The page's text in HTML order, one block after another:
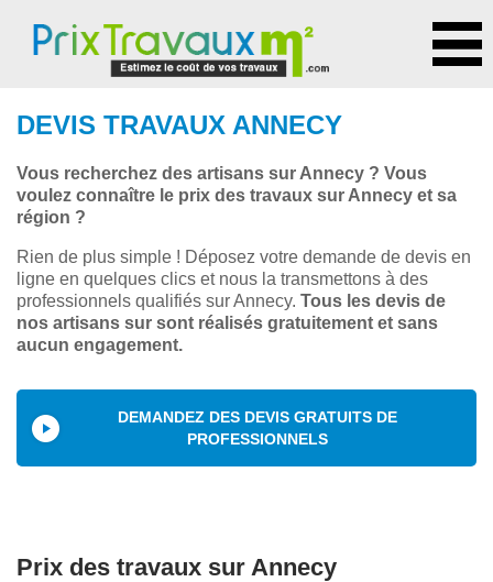
DEVIS TRAVAUX ANNECY
Vous recherchez des artisans sur Annecy ? Vous
voulez connaître le prix des travaux sur Annecy et sa
région ?
Rien de plus simple ! Déposez votre demande de devis en
ligne en quelques clics et nous la transmettons à des
professionnels qualifiés sur Annecy. Tous les devis de
nos artisans sur sont réalisés gratuitement et sans
aucun engagement.
DEMANDEZ DES DEVIS GRATUITS DE
PROFESSIONNELS
Prix des travaux sur Annecy